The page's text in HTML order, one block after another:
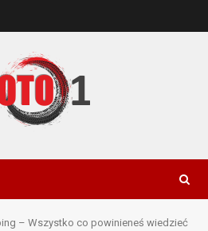
– Wszystko co powinieneś wiedzieć